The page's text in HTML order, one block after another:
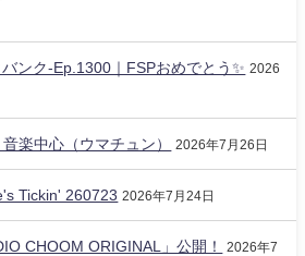
ンク-Ep.1300｜FSPおめでとう✨️ 2026
楽中心（ウマチュン） 2026年7月26日
Tickin' 260723 2026年7月24日
CHOOM ORIGINAL」公開！
2026年7